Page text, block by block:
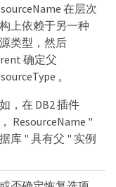
在层次
上依赖于另一种
类型，然后
确定父
。
，在 DB2 插件
ResourceName "
库 " 具有父 " 实例